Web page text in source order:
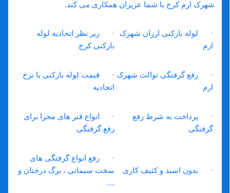
شهرک ارم کرج با شما عزیزان همکاری می کند.
· لوله بازکنی ارزان شهرک
ارم
· زیر نظر اتحادیه لوله
بازکنی کرج
· رفع گرفتگی توالت شهرک
ارم
· قیمت لوله بازکنی با نرخ
اتحادیه
· پرداخت به شرط رفع
گرفتگی
· انواع فنر های مجزا برای
رفع گرفتگی
· بدون اسید و کثیف کاری
· رفع انواع گرفتگی های
سخت سیمانی ، برگ درختان و
…